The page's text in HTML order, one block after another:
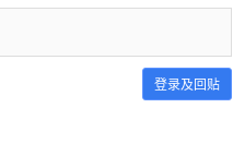
登录及回贴